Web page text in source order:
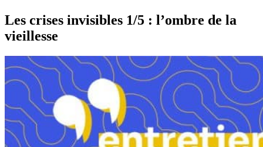
Les crises invisibles 1/5 : l’ombre de la
vieillesse